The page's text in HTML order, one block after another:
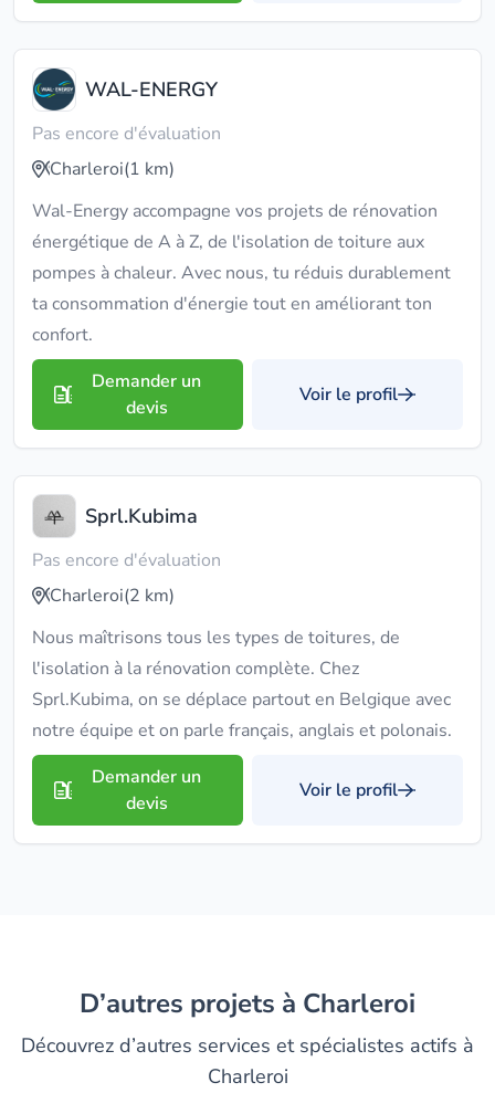
WAL-ENERGY
Pas encore d'évaluation
Charleroi(1 km)
Wal-Energy accompagne vos projets de rénovation
énergétique de A à Z, de l'isolation de toiture aux
pompes à chaleur. Avec nous, tu réduis durablement
ta consommation d'énergie tout en améliorant ton
confort.
Demander un
devis
Voir le profil
Sprl.Kubima
Pas encore d'évaluation
Charleroi(2 km)
Nous maîtrisons tous les types de toitures, de
l'isolation à la rénovation complète. Chez
Sprl.Kubima, on se déplace partout en Belgique avec
notre équipe et on parle français, anglais et polonais.
Demander un
devis
Voir le profil
D’autres projets à Charleroi
Découvrez d’autres services et spécialistes actifs à
Charleroi